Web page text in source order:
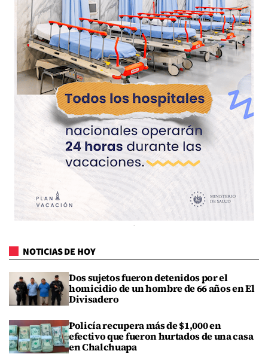
NOTICIAS DE HOY
Dos sujetos fueron detenidos por el
homicidio de un hombre de 66 años en El
Divisadero
Policía recupera más de $1,000 en
efectivo que fueron hurtados de una casa
en Chalchuapa